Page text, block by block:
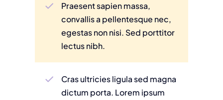
Praesent sapien massa,
convallis a pellentesque nec,
egestas non nisi. Sed porttitor
lectus nibh.
Cras ultricies ligula sed magna
dictum porta. Lorem ipsum